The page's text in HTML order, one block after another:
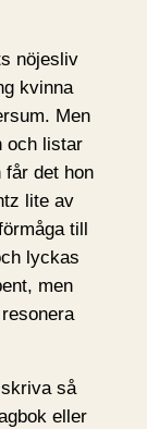
nöjesliv
kvinna
Men
och listar
får det hon
lite av
till
lyckas
men
så
eller